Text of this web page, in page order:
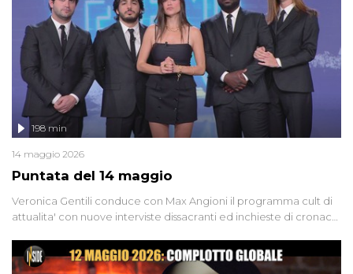
groviglio di dubbi mai chiariti. Nel corso dello speciale anche
l'intervista inedita a Olindo Romano, realizzata ne...
Puntata del 14 maggio
198 min
14 maggio 2026
Veronica Gentili conduce con Max Angioni il programma cult di
attualita' con nuove interviste dissacranti ed inchieste di cronaca